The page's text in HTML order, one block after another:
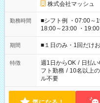
株式会社マッシュ
勤務時間
■シフト例 ・07:00～
18:00～23:00 ・
etc ★最短で3時間で5,120円のお仕事から 15時間で2万円近く稼
げるお仕事も！ ご希望のお時間に合わせてご紹介！ ※シフトは
ください！
期間 ■１日のみ・1回だけ
特徴 週1日からOK / 日払
フト勤務 / 10名以上
ル不要